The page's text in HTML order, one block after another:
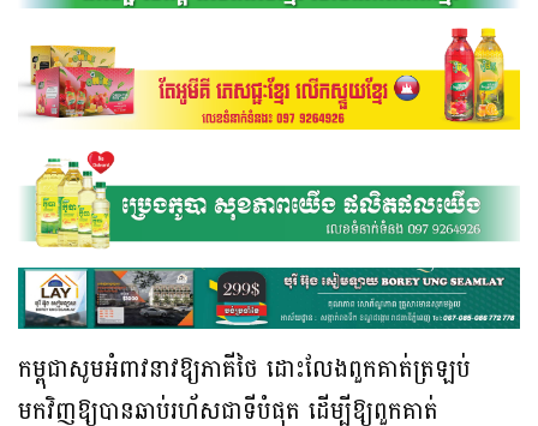
កម្ពុជាសូមអំពាវនាវឱ្យភាគីថៃ ដោះលែងពួកគាត់ត្រឡប់
មកវិញឱ្យបានឆាប់រហ័សជាទីបំផុត ដើម្បីឱ្យពួកគាត់